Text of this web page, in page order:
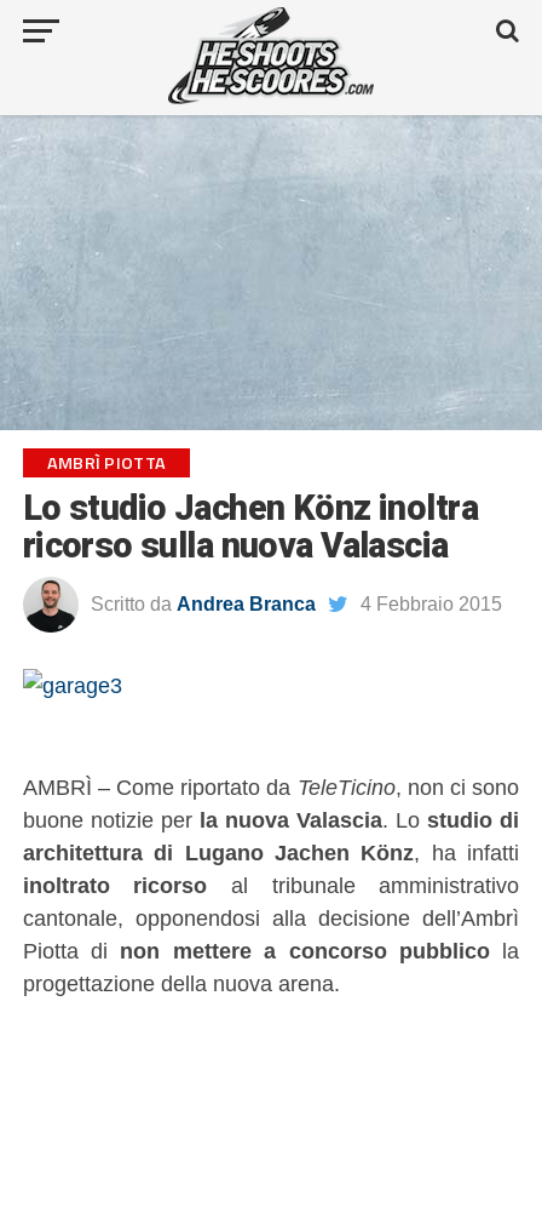
AMBRÌ PIOTTA
Lo studio Jachen Könz inoltra
ricorso sulla nuova Valascia
Scritto da Andrea Branca 4 Febbraio 2015
AMBRÌ – Come riportato da TeleTicino, non ci sono
buone notizie per la nuova Valascia. Lostudio di
architettura di Lugano Jachen Könz, ha infatti
inoltrato ricorso al tribunale amministrativo
cantonale, opponendosi alla decisione dell’Ambrì
Piotta di non mettere a concorso pubblicola
progettazione della nuova arena.